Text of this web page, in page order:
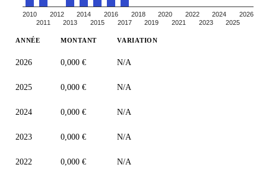
2010
2011
2012
2013
2014
2015
2016
2017
2018
2019
2020
2021
2022
2023
2024
2025
2026
ANNÉE MONTANT VARIATION
2026 0,000 € N/A
2025 0,000 € N/A
2024 0,000 € N/A
2023 0,000 € N/A
2022 0,000 € N/A